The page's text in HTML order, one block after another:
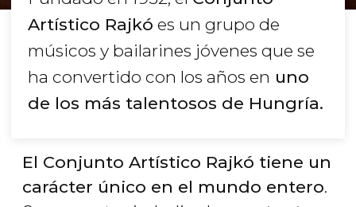
Artístico Rajkó es un grupo de
músicos y bailarines jóvenes que se
ha convertido con los años en uno
de los más talentosos de Hungría.
El Conjunto Artístico Rajkó tiene un
carácter único en el mundo entero.